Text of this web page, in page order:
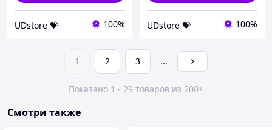
UDstore 💝 100% UDstore 💝 100%
1 2 3 ...
Показано 1 - 29 товаров из 200+
Смотри также